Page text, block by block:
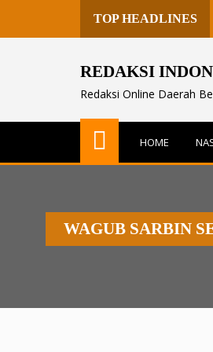
TOP HEADLINES
REDAKSI
Redaksi Online Daerah
HOME
WAGUB SARBIN